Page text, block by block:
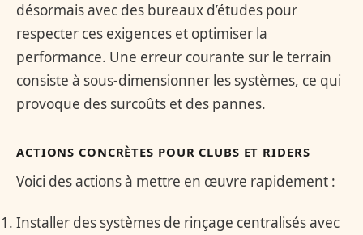
désormais avec des bureaux d’études pour
respecter ces exigences et optimiser la
performance. Une erreur courante sur le terrain
consiste à sous-dimensionner les systèmes, ce qui
provoque des surcoûts et des pannes.
ACTIONS CONCRÈTES POUR CLUBS ET RIDERS
Voici des actions à mettre en œuvre rapidement :
Installer des systèmes de rinçage centralisés avec